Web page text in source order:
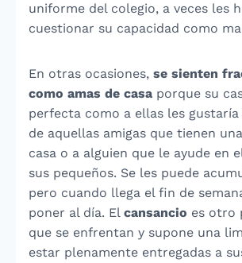
uniforme del colegio, a veces les
cuestionar su capacidad como
En otras ocasiones, se sienten
como amas de casa porque su
perfecta como a ellas les
de aquellas amigas que tienen
casa o a alguien que le ayude en
sus pequeños. Se les puede
pero cuando llega el fin de
poner al día. El cansancio es otro
que se enfrentan y supone una
estar plenamente entregadas a